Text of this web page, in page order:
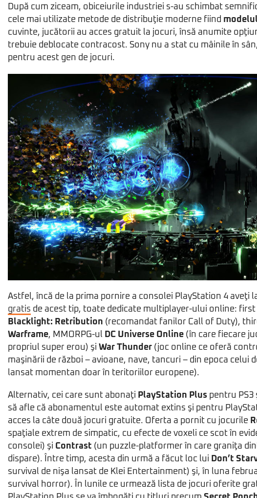
După cum ziceam, obiceiurile industriei s-au schimbat
cele mai utilizate metode de distribuţie moderne fiind
cuvinte, jucătorii au acces gratuit la jocuri, însă anumite
trebuie deblocate contracost. Sony nu a stat cu mâinile în
pentru acest gen de jocuri.
Astfel, încă de la prima pornire a consolei PlayStation 4 aveţi
gratis de acest tip, toate dedicate multiplayer-ului online:
Blacklight: Retribution (recomandat fanilor Call of Duty),
Warframe, MMORPG-ul DC Universe Online (în care fiecare
propriul super erou) şi War Thunder (joc online ce oferă
maşinării de război – avioane, nave, tancuri – din epoca celui
lansat momentan doar în teritoriilor europene).
Alternativ, cei care sunt abonaţi PlayStation Plus pentru PS3
să afle că abonamentul este automat extins şi pentru
acces la câte două jocuri gratuite. Oferta a pornit cu jocurile
spaţiale extrem de simpatic, cu efecte de voxeli ce scot în
consolei) şi Contrast (un puzzle-platformer în care graniţa
dispare). Între timp, acesta din urmă a făcut loc lui Don’t
survival de nişa lansat de Klei Entertainment) şi, în luna
survival horror). În lunile ce urmează lista de jocuri oferite